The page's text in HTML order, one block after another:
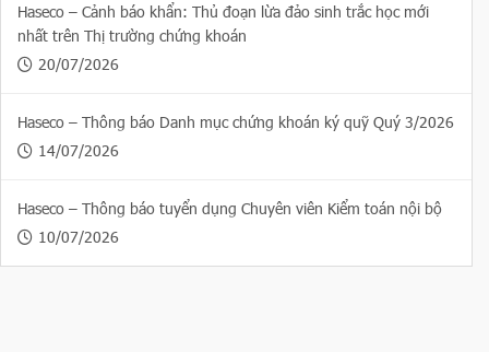
Haseco – Cảnh báo khẩn: Thủ đoạn lừa đảo sinh trắc học mới
nhất trên Thị trường chứng khoán
20/07/2026
Haseco – Thông báo Danh mục chứng khoán ký quỹ Quý 3/2026
14/07/2026
Haseco – Thông báo tuyển dụng Chuyên viên Kiểm toán nội bộ
10/07/2026